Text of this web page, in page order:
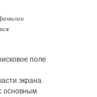
поле
экрана.
основным